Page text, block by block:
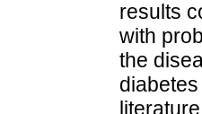
results
with
the